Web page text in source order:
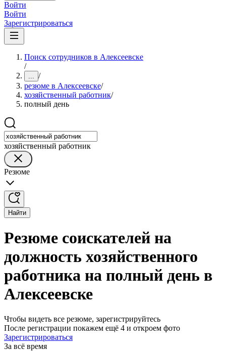
Войти
Войти
Зарегистрироваться
Поиск сотрудников в Алексеевске
/
... /
резюме в Алексеевске/
хозяйственный работник/
полный день
хозяйственный работник
Резюме
Найти
Резюме соискателей на
должность хозяйственного
работника на полный день в
Алексеевске
Чтобы видеть все резюме, зарегистрируйтесь
После регистрации покажем ещё 4 и откроем фото
Зарегистрироваться
За всё время